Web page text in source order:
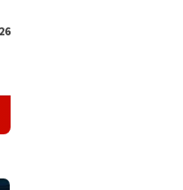
Memilih Pindar